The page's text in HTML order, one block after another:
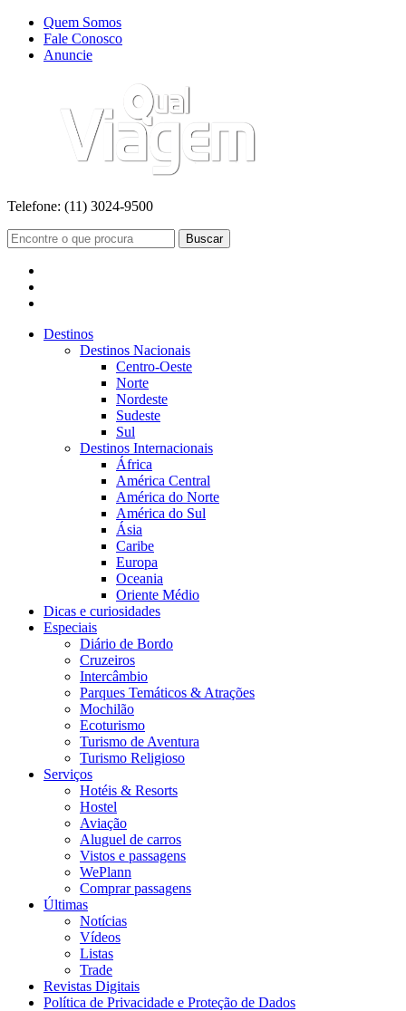
Quem Somos
Fale Conosco
Anuncie
Telefone: (11) 3024-9500
Buscar
Destinos
Destinos Nacionais
Centro-Oeste
Norte
Nordeste
Sudeste
Sul
Destinos Internacionais
África
América Central
América do Norte
América do Sul
Ásia
Caribe
Europa
Oceania
Oriente Médio
Dicas e curiosidades
Especiais
Diário de Bordo
Cruzeiros
Intercâmbio
Parques Temáticos & Atrações
Mochilão
Ecoturismo
Turismo de Aventura
Turismo Religioso
Serviços
Hotéis & Resorts
Hostel
Aviação
Aluguel de carros
Vistos e passagens
WePlann
Comprar passagens
Últimas
Notícias
Vídeos
Listas
Trade
Revistas Digitais
Política de Privacidade e Proteção de Dados